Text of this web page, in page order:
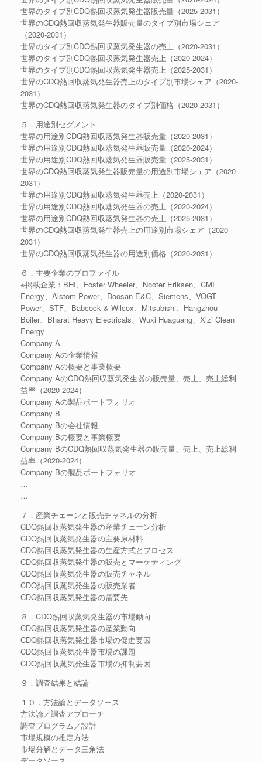
世界のタイプ別CDQ熱回収蒸気発生器販売量（2025-2031）
世界のCDQ熱回収蒸気発生器販売量のタイプ別市場シェア
（2020-2031）
世界のタイプ別CDQ熱回収蒸気発生器の売上（2020-2031）
世界のタイプ別CDQ熱回収蒸気発生器売上（2020-2024）
世界のタイプ別CDQ熱回収蒸気発生器売上（2025-2031）
世界のCDQ熱回収蒸気発生器売上のタイプ別市場シェア（2020-
2031）
世界のCDQ熱回収蒸気発生器のタイプ別価格（2020-2031）
５．用途別セグメント
世界の用途別CDQ熱回収蒸気発生器販売量（2020-2031）
世界の用途別CDQ熱回収蒸気発生器販売量（2020-2024）
世界の用途別CDQ熱回収蒸気発生器販売量（2025-2031）
世界のCDQ熱回収蒸気発生器販売量の用途別市場シェア（2020-
2031）
世界の用途別CDQ熱回収蒸気発生器売上（2020-2031）
世界の用途別CDQ熱回収蒸気発生器の売上（2020-2024）
世界の用途別CDQ熱回収蒸気発生器の売上（2025-2031）
世界のCDQ熱回収蒸気発生器売上の用途別市場シェア（2020-
2031）
世界のCDQ熱回収蒸気発生器の用途別価格（2020-2031）
６．主要企業のプロファイル
※掲載企業：BHI、Foster Wheeler、Nooter Eriksen、CMI
Energy、Alstom Power、Doosan E&C、Siemens、VOGT
Power、STF、Babcock & Wilcox、Mitsubishi、Hangzhou
Boiler、Bharat Heavy Electricals、Wuxi Huaguang、Xizi Clean
Energy
Company A
Company Aの企業情報
Company Aの概要と事業概要
Company AのCDQ熱回収蒸気発生器の販売量、売上、売上総利
益率（2020-2024）
Company Aの製品ポートフォリオ
Company B
Company Bの会社情報
Company Bの概要と事業概要
Company BのCDQ熱回収蒸気発生器の販売量、売上、売上総利
益率（2020-2024）
Company Bの製品ポートフォリオ
…
…
７．産業チェーンと販売チャネルの分析
CDQ熱回収蒸気発生器の産業チェーン分析
CDQ熱回収蒸気発生器の主要原材料
CDQ熱回収蒸気発生器の生産方式とプロセス
CDQ熱回収蒸気発生器の販売とマーケティング
CDQ熱回収蒸気発生器の販売チャネル
CDQ熱回収蒸気発生器の販売業者
CDQ熱回収蒸気発生器の需要先
８．CDQ熱回収蒸気発生器の市場動向
CDQ熱回収蒸気発生器の産業動向
CDQ熱回収蒸気発生器市場の促進要因
CDQ熱回収蒸気発生器市場の課題
CDQ熱回収蒸気発生器市場の抑制要因
９．調査結果と結論
１０．方法論とデータソース
方法論／調査アプローチ
調査プログラム／設計
市場規模の推定方法
市場分解とデータ三角法